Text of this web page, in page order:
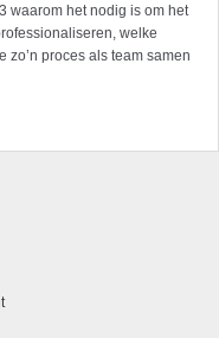
waarom het nodig is om het
welke
proces als team samen